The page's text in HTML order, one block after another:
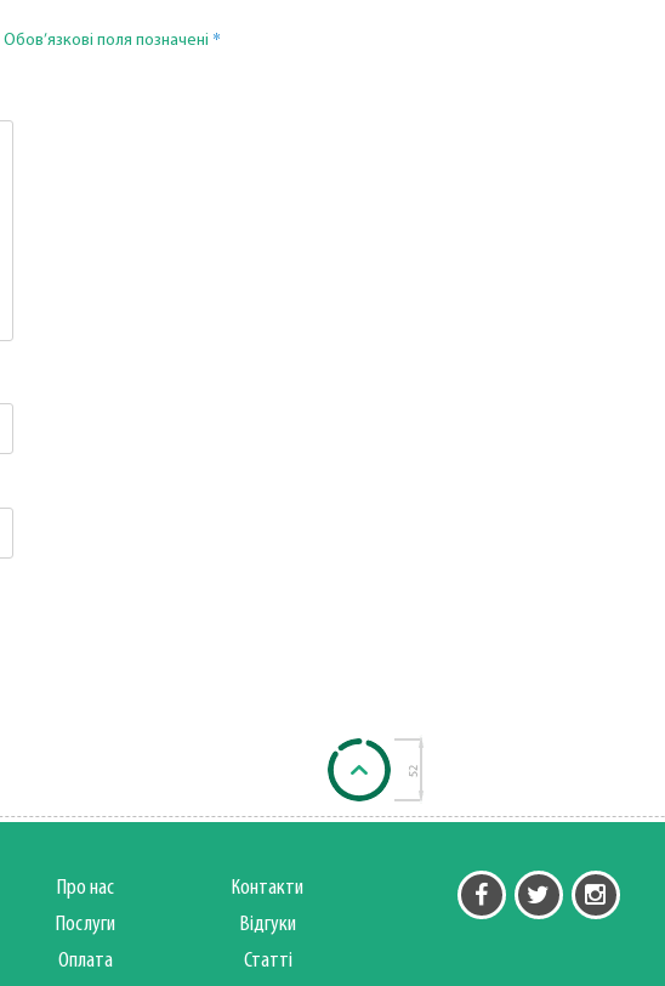
Обов’язкові поля позначені *
Про нас
Послуги
Оплата
Контакти
Відгуки
Статті